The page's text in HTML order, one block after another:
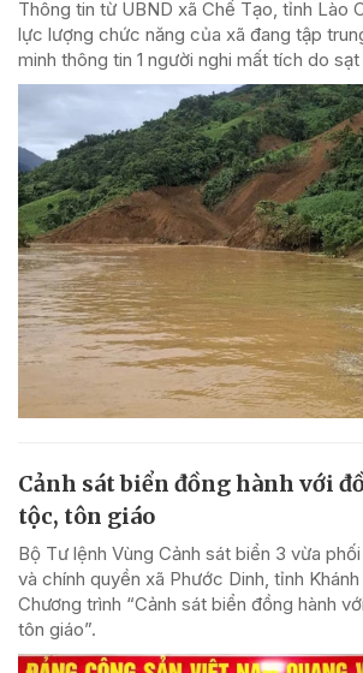
Thông tin từ UBND xã Chế Tạo, tỉnh Lào
lực lượng chức năng của xã đang tập
minh thông tin 1 người nghi mất tích do
Cảnh sát biển đồng hành với
tộc, tôn giáo
Bộ Tư lệnh Vùng Cảnh sát biển 3 vừa
và chính quyền xã Phước Dinh, tỉnh
Chương trình “Cảnh sát biển đồng hành
tôn giáo”.